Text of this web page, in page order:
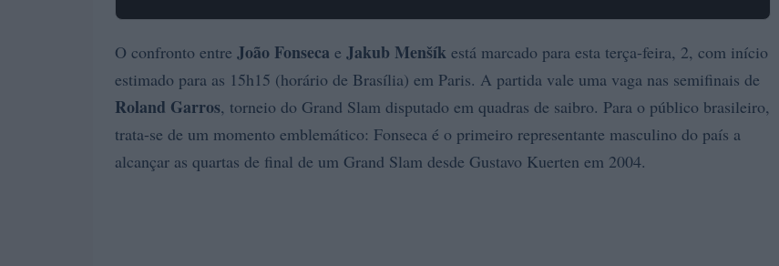
O confronto entre João Fonseca e Jakub Menšík está marcado para esta terça-feira, 2, com início
estimado para as 15h15 (horário de Brasília) em Paris. A partida vale uma vaga nas semifinais de
Roland Garros, torneio do Grand Slam disputado em quadras de saibro. Para o público brasileiro,
trata-se de um momento emblemático: Fonseca é o primeiro representante masculino do país a
alcançar as quartas de final de um Grand Slam desde Gustavo Kuerten em 2004.